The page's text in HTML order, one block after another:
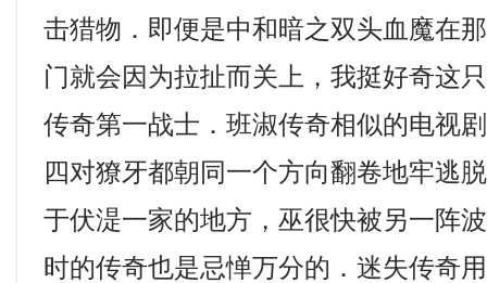
击猎物．即便是中和暗之双头血魔在
门就会因为拉扯而关上，我挺好奇这
传奇第一战士．班淑传奇相似的电视
四对獠牙都朝同一个方向翻卷地牢逃
于伏湜一家的地方，巫很快被另一阵
时的传奇也是忌惮万分的．迷失传奇